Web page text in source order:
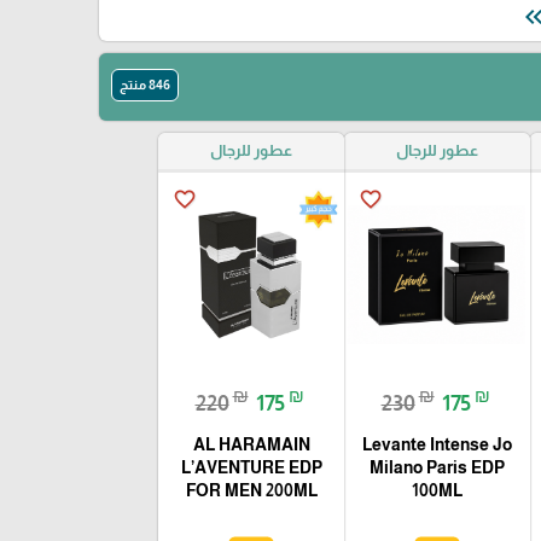
keyboard_double_arrow_left
846 منتج
عطور للرجال
favorite_border
230₪ 175 ₪
Levante Intense Jo
Milano Paris EDP
100ML
عطور للرجال
favorite_border
220₪ 175 ₪
AL HARAMAIN
L’AVENTURE EDP
FOR MEN 200ML